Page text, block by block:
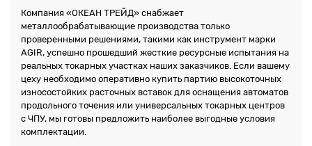
Компания «ОКЕАН ТРЕЙД» снабжает
металлообрабатывающие производства только
проверенными решениями, такими как инструмент марки
AGIR, успешно прошедший жесткие ресурсные испытания на
реальных токарных участках наших заказчиков. Если вашему
цеху необходимо оперативно купить партию высокоточных
износостойких расточных вставок для оснащения автоматов
продольного точения или универсальных токарных центров
с ЧПУ, мы готовы предложить наиболее выгодные условия
комплектации.